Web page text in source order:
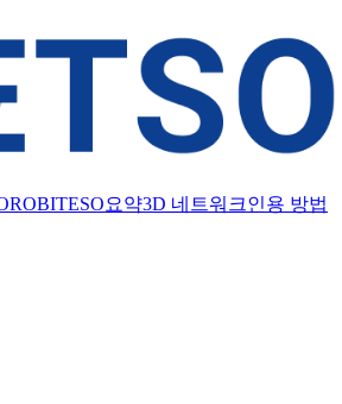
BITESO요약3D 네트워크인용 방법